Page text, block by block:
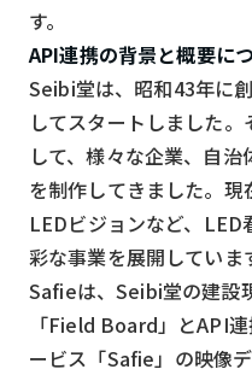
DX
ニュース
デジタルサイネージ
カメラ
Wi-Fi
SaaS
AI
おすすめ
す。
API連携の背景と概要に
Seibi堂は、昭和43年に
してスタートしました
して、様々な企業、自
を制作してきました。
LEDビジョンなど、
彩な事業を展開していま
Safieは、Seibi堂の建設
「Field Board」とAPI
ービス「Safie」の映像